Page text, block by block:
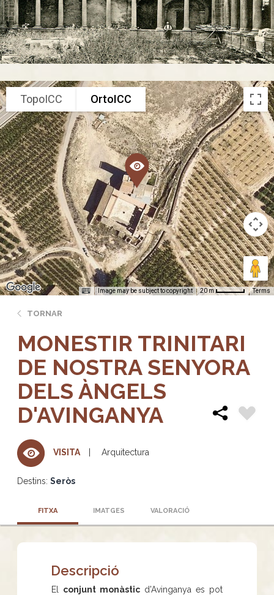
TopoICC OrtoICC
Image may be subject to copyright 20 m Terms
TORNAR
MONESTIR TRINITARI
DE NOSTRA SENYORA
DELS ÀNGELS
D'AVINGANYA
VISITA Arquitectura
Destins: Seròs
FITXA IMATGES VALORACIÓ
Descripció
El conjunt monàstic d'Avinganya es pot